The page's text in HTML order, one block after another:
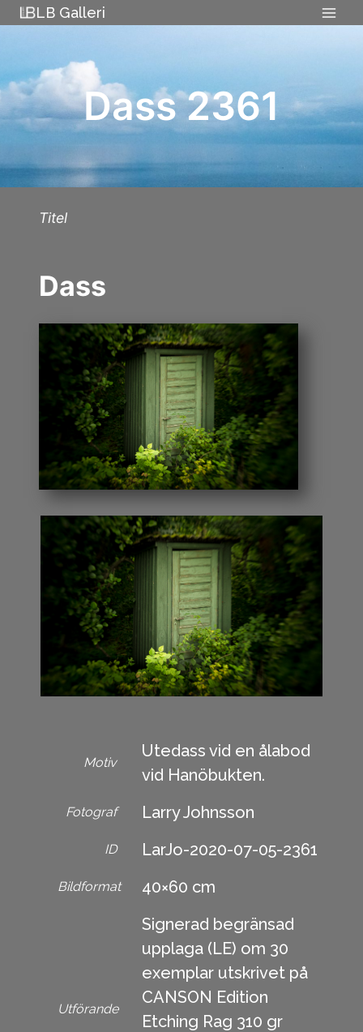
Skip
to
LB Galleri
Dass 2361
Titel
Dass
Motiv
Utedass vid en ålabod
vid Hanöbukten.
Fotograf Larry Johnsson
ID LarJo-2020-07-05-2361
Bildformat 40×60 cm
Utförande
Signerad begränsad
upplaga (LE) om 30
exemplar utskrivet på
CANSON Edition
Etching Rag 310 gr